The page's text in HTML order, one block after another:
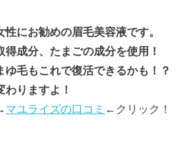
にお勧めの眉毛美容液です。
成分、たまごの成分を使用！
ゆ毛もこれで復活できるかも！？
わりますよ！
マユライズの口コミ ←クリック！